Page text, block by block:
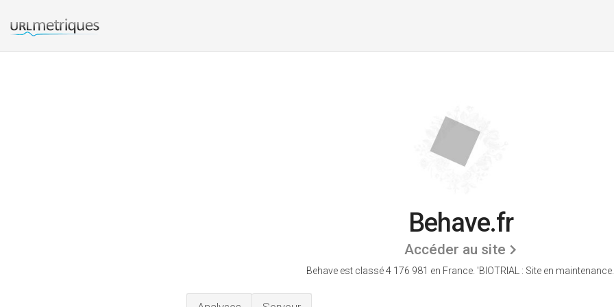
Behave.fr
Accéder au site
Behave est classé 4 176 981 en France. 'BIOTRIAL : Site en